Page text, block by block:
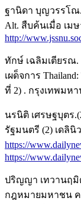
ฐานิดา บุญวรรโณ.
Alt. สืบค้นเมื่อ เมษ
http://
ทักษ์ เฉลิมเตียรณ.
เผด็จการ
ที่ 2) . กรุงเทพมห
นรนิติ เศรษฐบุตร
รัฐมนตรี (2) เดลินิ
https://
https://
ปริญญา เทวานฤมิ
กฎหมายมหาชน